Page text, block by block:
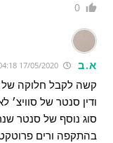
0
א.ב
קשה לקבל חלוקה של
ודין סנטר של
סוג נוסף של סנטר
בהתקפה ורים